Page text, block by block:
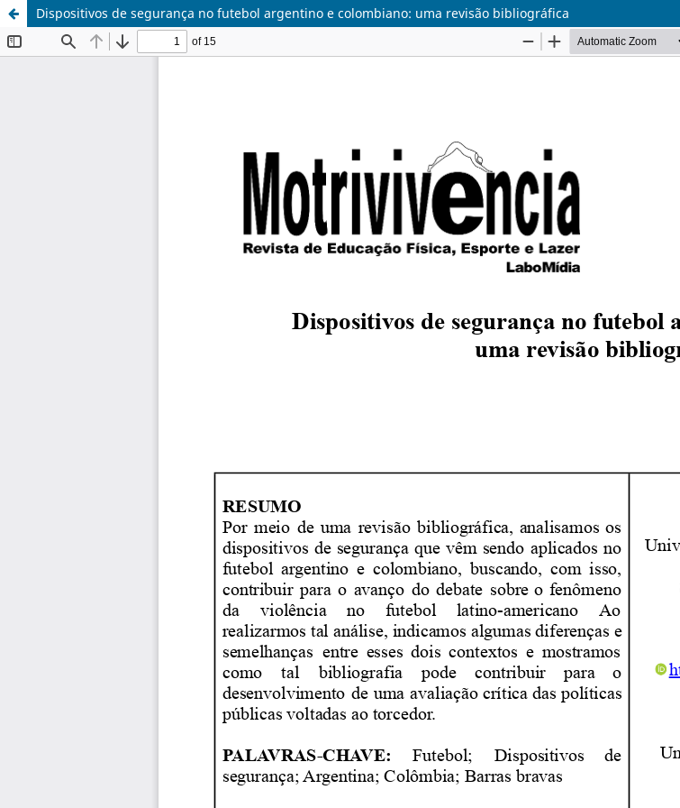
Dispositivos de segurança no futebol argentino e colombiano: uma revisão bibliográfica